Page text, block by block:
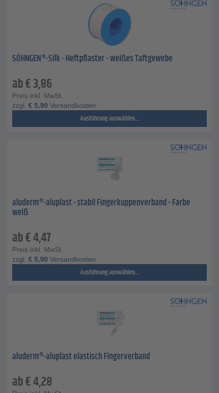
SÖHNGEN®-Silk - Heftpflaster - weißes Taftgewebe
ab€3,86
Preis inkl. MwSt.
zzgl. € 5,90 Versandkosten
Ausführung auswählen...
aluderm®-aluplast - stabil Fingerkuppenverband - Farbe
weiß
ab€4,47
Preis inkl. MwSt.
zzgl. € 5,90 Versandkosten
Ausführung auswählen...
aluderm®-aluplast elastisch Fingerverband
ab€4,28